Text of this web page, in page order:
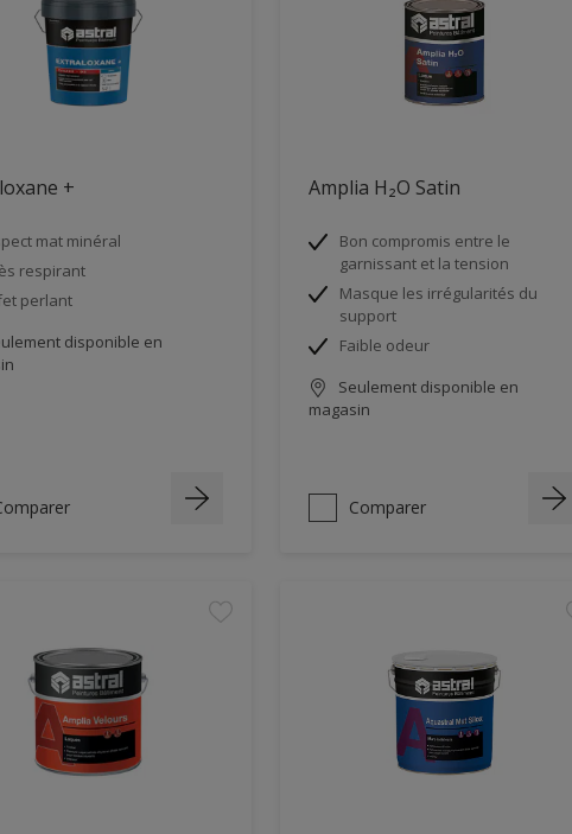
+
mat minéral
respirant
perlant
disponible en
Amplia H₂O Satin
Bon compromis entre le
garnissant et la tension
Masque les irrégularités du
support
Faible odeur
Seulement disponible en
magasin
Comparer